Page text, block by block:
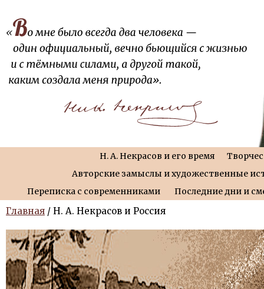
Н. А. Некрасов и его время
Авторские замыслы и художественные
Переписка с современниками
Последние дни и
Главная / Н. А. Некрасов и Россия